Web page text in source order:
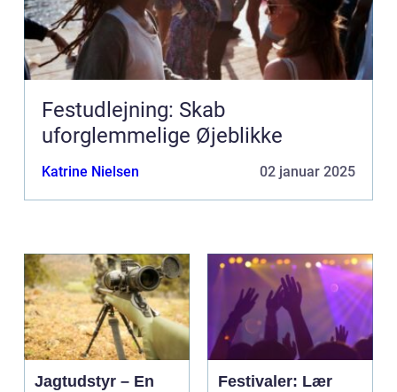
Festudlejning: Skab
uforglemmelige Øjeblikke
Katrine Nielsen 02 januar 2025
Jagtudstyr – En
Festivaler: Lær